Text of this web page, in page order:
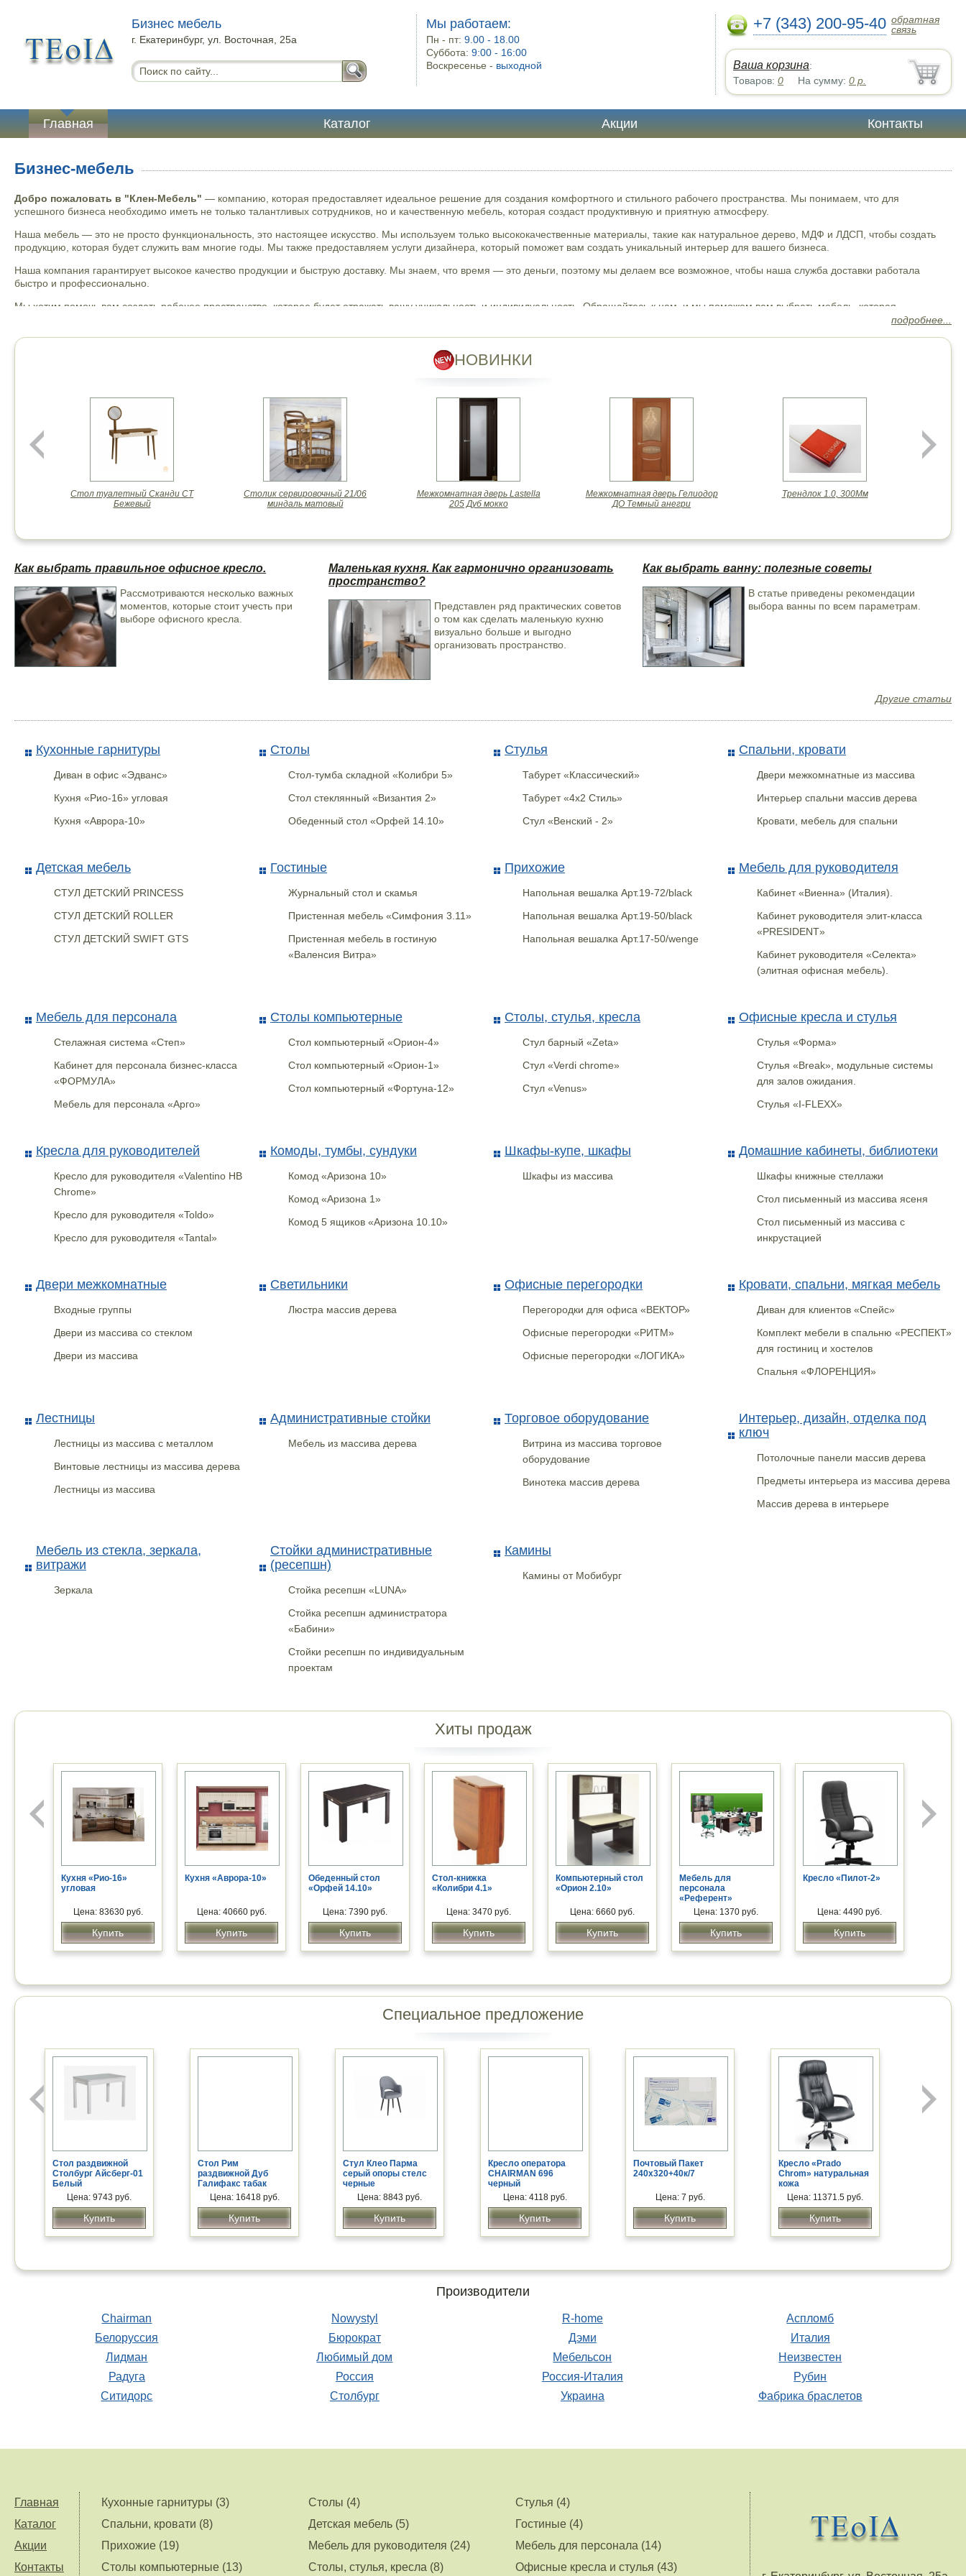
Бизнес мебель
г. Екатеринбург, ул. Восточная, 25а
Мы работаем:
Пн - пт:9.00 - 18.00
Суббота:9:00 - 16:00
Воскресенье - выходной
+7 (343) 200-95-40 обратная
связь
Ваша корзина:
Товаров: 0 На сумму: 0 р.
Главная Каталог Акции Контакты
Бизнес-мебель
Добро пожаловать в "Клен-Мебель" — компанию, которая предоставляет идеальное решение для создания комфортного и стильного рабочего пространства. Мы понимаем, что для
успешного бизнеса необходимо иметь не только талантливых сотрудников, но и качественную мебель, которая создаст продуктивную и приятную атмосферу.
Наша мебель — это не просто функциональность, это настоящее искусство. Мы используем только высококачественные материалы, такие как натуральное дерево, МДФ и ЛДСП, чтобы создать
продукцию, которая будет служить вам многие годы. Мы также предоставляем услуги дизайнера, который поможет вам создать уникальный интерьер для вашего бизнеса.
Наша компания гарантирует высокое качество продукции и быструю доставку. Мы знаем, что время — это деньги, поэтому мы делаем все возможное, чтобы наша служба доставки работала
быстро и профессионально.
Мы хотим помочь вам создать рабочее пространство, которое будет отражать вашу уникальность и индивидуальность. Обращайтесь к нам, и мы поможем вам выбрать мебель, которая
удовлетворит все ваши потребности и поможет создать комфортное рабочее пространство для вашего бизнеса. Не упустите возможность сделать свой бизнес еще более успешным с "Клен-
подробнее...
НОВИНКИ
Стол туалетный Сканди СТ
Бежевый
Столик сервировочный 21/06
миндаль матовый
Межкомнатная дверь Lastella
205 Дуб мокко
Межкомнатная дверь Гелиодор
ДО Темный анегри
Трендлок 1.0, 300Мм
Как выбрать правильное офисное кресло.
Рассмотриваются несколько важных
моментов, которые стоит учесть при
выборе офисного кресла.
Маленькая кухня. Как гармонично организовать
пространство?
Представлен ряд практических советов
о том как сделать маленькую кухню
визуально больше и выгодно
организовать пространство.
Как выбрать ванну: полезные советы
В статье приведены рекомендации
выбора ванны по всем параметрам.
Другие статьи
Кухонные гарнитуры
Диван в офис «Эдванс»
Кухня «Рио-16» угловая
Кухня «Аврора-10»
Столы
Стол-тумба складной «Колибри 5»
Стол стеклянный «Византия 2»
Обеденный стол «Орфей 14.10»
Стулья
Табурет «Классический»
Табурет «4x2 Стиль»
Стул «Венский - 2»
Спальни, кровати
Двери межкомнатные из массива
Интерьер спальни массив дерева
Кровати, мебель для спальни
Детская мебель
СТУЛ ДЕТСКИЙ PRINCESS
СТУЛ ДЕТСКИЙ ROLLER
СТУЛ ДЕТСКИЙ SWIFT GTS
Гостиные
Журнальный стол и скамья
Пристенная мебель «Симфония 3.11»
Пристенная мебель в гостиную
«Валенсия Витра»
Прихожие
Напольная вешалка Арт.19-72/black
Напольная вешалка Арт.19-50/black
Напольная вешалка Арт.17-50/wenge
Мебель для руководителя
Кабинет «Виенна» (Италия).
Кабинет руководителя элит-класса
«PRESIDENT»
Кабинет руководителя «Селекта»
(элитная офисная мебель).
Мебель для персонала
Стелажная система «Степ»
Кабинет для персонала бизнес-класса
«ФОРМУЛА»
Мебель для персонала «Арго»
Столы компьютерные
Стол компьютерный «Орион-4»
Стол компьютерный «Орион-1»
Стол компьютерный «Фортуна-12»
Столы, стулья, кресла
Стул барный «Zeta»
Стул «Verdi chrome»
Стул «Venus»
Офисные кресла и стулья
Стулья «Форма»
Стулья «Break», модульные системы
для залов ожидания.
Стулья «I-FLEXX»
Кресла для руководителей
Кресло для руководителя «Valentino HB
Chrome»
Кресло для руководителя «Toldo»
Кресло для руководителя «Tantal»
Комоды, тумбы, сундуки
Комод «Аризона 10»
Комод «Аризона 1»
Комод 5 ящиков «Аризона 10.10»
Шкафы-купе, шкафы
Шкафы из массива
Домашние кабинеты, библиотеки
Шкафы книжные стеллажи
Стол письменный из массива ясеня
Стол письменный из массива с
инкрустацией
Двери межкомнатные
Входные группы
Двери из массива со стеклом
Двери из массива
Светильники
Люстра массив дерева
Офисные перегородки
Перегородки для офиса «ВЕКТОР»
Офисные перегородки «РИТМ»
Офисные перегородки «ЛОГИКА»
Кровати, спальни, мягкая мебель
Диван для клиентов «Спейс»
Комплект мебели в спальню «РЕСПЕКТ»
для гостиниц и хостелов
Спальня «ФЛОРЕНЦИЯ»
Лестницы
Лестницы из массива с металлом
Винтовые лестницы из массива дерева
Лестницы из массива
Административные стойки
Мебель из массива дерева
Торговое оборудование
Витрина из массива торговое
оборудование
Винотека массив дерева
Интерьер, дизайн, отделка под
ключ
Потолочные панели массив дерева
Предметы интерьера из массива дерева
Массив дерева в интерьере
Мебель из стекла, зеркала,
витражи
Зеркала
Стойки административные
(ресепшн)
Стойка ресепшн «LUNA»
Стойка ресепшн администратора
«Бабини»
Стойки ресепшн по индивидуальным
проектам
Камины
Камины от Мобибург
Хиты продаж
Кухня «Рио-16»
угловая
Цена: 83630 руб.
Купить
Кухня «Аврора-10»
Цена: 40660 руб.
Купить
Обеденный стол
«Орфей 14.10»
Цена: 7390 руб.
Купить
Стол-книжка
«Колибри 4.1»
Цена: 3470 руб.
Купить
Компьютерный стол
«Орион 2.10»
Цена: 6660 руб.
Купить
Мебель для
персонала
«Референт»
Цена: 1370 руб.
Купить
Кресло «Пилот-2»
Цена: 4490 руб.
Купить
Мебель для
руководителя
«Цезарь»
Цена: 32000 руб.
Купить
Туалетный стол
«Орхидея 4.10»
Цена: 8240 руб.
Купить
Мебель для
руководителя
«Лидер»
Цена: 20100 руб.
Купить
«Лидер-Люкс»
Цена: 33000 руб.
Купить
Специальное предложение
Стол раздвижной
Столбург Айсберг-01
Белый
Цена: 9743 руб.
Купить
Стол Рим
раздвижной Дуб
Галифакс табак
Цена: 16418 руб.
Купить
Стул Клео Парма
серый опоры стелс
черные
Цена: 8843 руб.
Купить
Кресло оператора
CHAIRMAN 696
черный
Цена: 4118 руб.
Купить
Почтовый Пакет
240х320+40к/7
Цена: 7 руб.
Купить
Кресло «Prado
Chrom» натуральная
кожа
Цена: 11371.5 руб.
Купить
Производители
Chairman Nowystyl R-home
Аспломб
Белоруссия
Бюрократ Дэми
Италия
Лидман
Любимый дом Мебельсон
Неизвестен
Радуга
Россия Россия-Италия
Рубин
Ситидорс
Столбург Украина Фабрика браслетов
Главная
Каталог
Акции
Контакты
Кухонные гарнитуры (3) Столы (4)
Стулья (4)
Спальни, кровати (8)
Детская мебель (5)
Гостиные (4)
Прихожие (19)
Мебель для руководителя (24)
Мебель для персонала (14)
Столы компьютерные (13)
Столы, стулья, кресла (8) Офисные кресла и стулья (43)